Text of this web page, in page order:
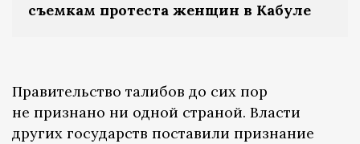
съемкам протеста женщин в Кабуле
Правительство талибов до сих пор
не признано ни одной страной. Власти
других государств поставили признание